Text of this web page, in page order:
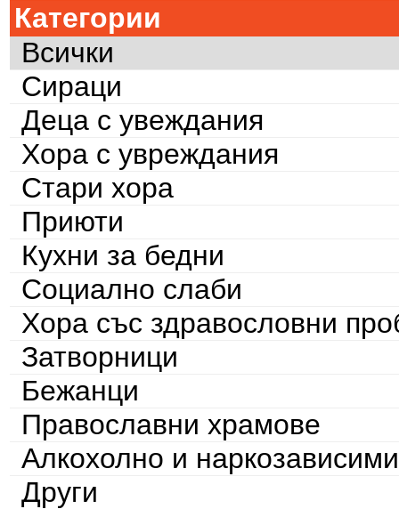
Категории
Всички
Сираци
Деца с увеждания
Хора с увреждания
Стари хора
Приюти
Кухни за бедни
Социално слаби
Хора със здравословни
Затворници
Бежанци
Православни храмове
Алкохолно и наркозависими
Други